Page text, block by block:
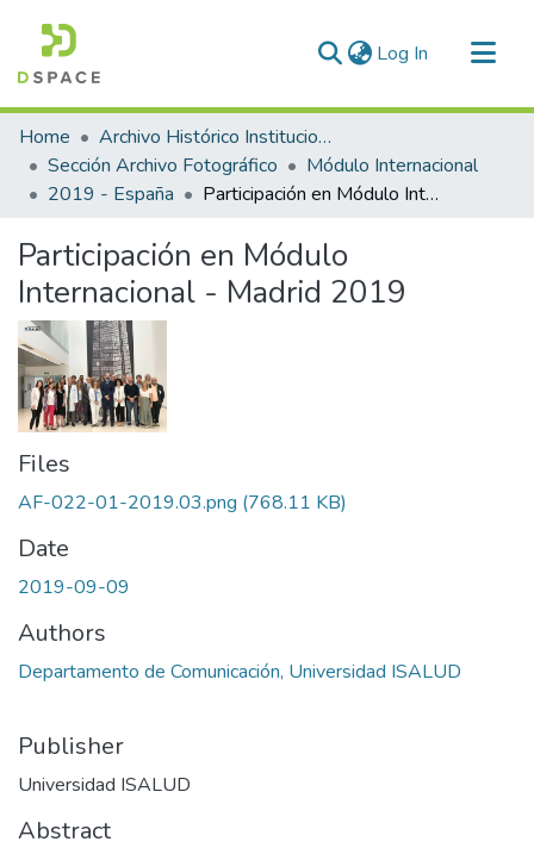
Log In (current)
Communities & Collections
All of DSpace
Statistics
Home
Archivo Histórico Institucional
Sección Archivo Fotográfico
Módulo Internacional
2019 - España
Participación en Módulo Internacional - Madrid 2019
Participación en Módulo
Internacional - Madrid 2019
Files
AF-022-01-2019.03.png (768.11 KB)
Date
2019-09-09
Authors
Departamento de Comunicación, Universidad ISALUD
Publisher
Universidad ISALUD
Abstract